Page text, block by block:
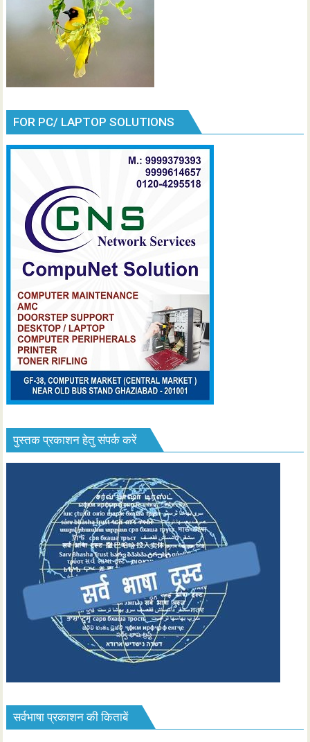
FOR PC/ LAPTOP SOLUTIONS
पुस्तक प्रकाशन हेतु संपर्क करें
सर्वभाषा प्रकाशन की किताबें